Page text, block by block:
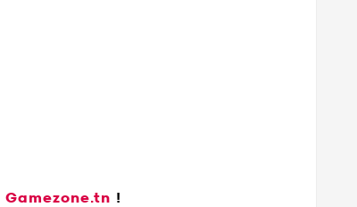
Gamezone.tn !